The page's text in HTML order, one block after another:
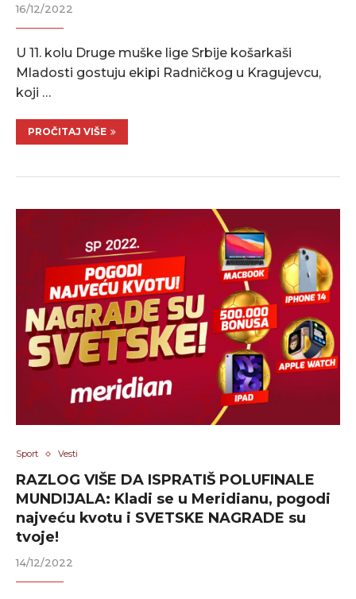
16/12/2022
U 11. kolu Druge muške lige Srbije košarkaši
Mladosti gostuju ekipi Radničkog u Kragujevcu,
koji …
PROČITAJ VIŠE
Sport Vesti
RAZLOG VIŠE DA ISPRATIŠ POLUFINALE
MUNDIJALA: Kladi se u Meridianu, pogodi
najveću kvotu i SVETSKE NAGRADE su
tvoje!
14/12/2022